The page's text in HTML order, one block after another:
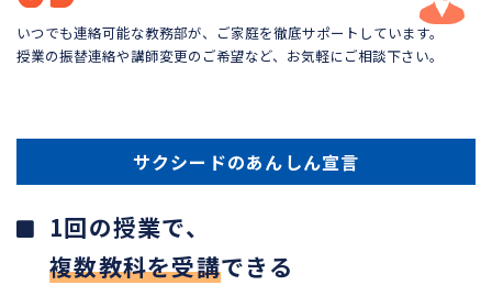
いつでも連絡可能な教務部が、ご家庭を徹底サポートしています。
授業の振替連絡や講師変更のご希望など、お気軽にご相談下さい。
サクシードのあんしん宣言
1回の授業で、
複数教科を受講できる